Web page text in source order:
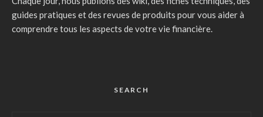
guides pratiques et des revues de produits pour vous aider à
comprendre tous les aspects de votre vie financière.
SEARCH